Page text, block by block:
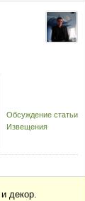
Обсуждение статьи
Извещения
декор.